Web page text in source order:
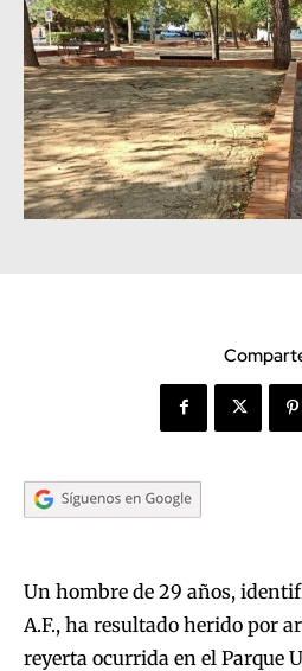
Un hombre de 29 años,
A.F., ha resultado herido por
reyerta ocurrida en el Parque